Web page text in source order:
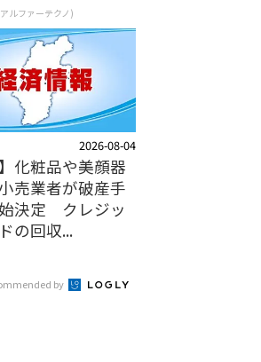
ルファーテクノ)
2026-08-04
】化粧品や美顔器
売業者が破産手
決定 クレジッ
の回収...
by